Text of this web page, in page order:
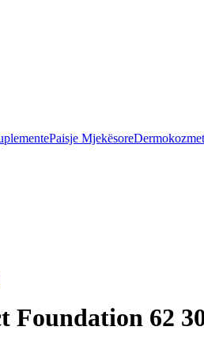
Paisje Mjekësore
Foundation 62